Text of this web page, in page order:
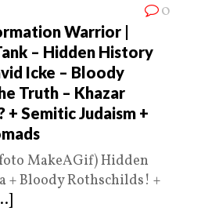
0
Warrior |
– Hidden History
Icke – Bloody
Truth – Khazar
+ Semitic Judaism +
MakeAGif) Hidden
+ Bloody Rothschilds! +